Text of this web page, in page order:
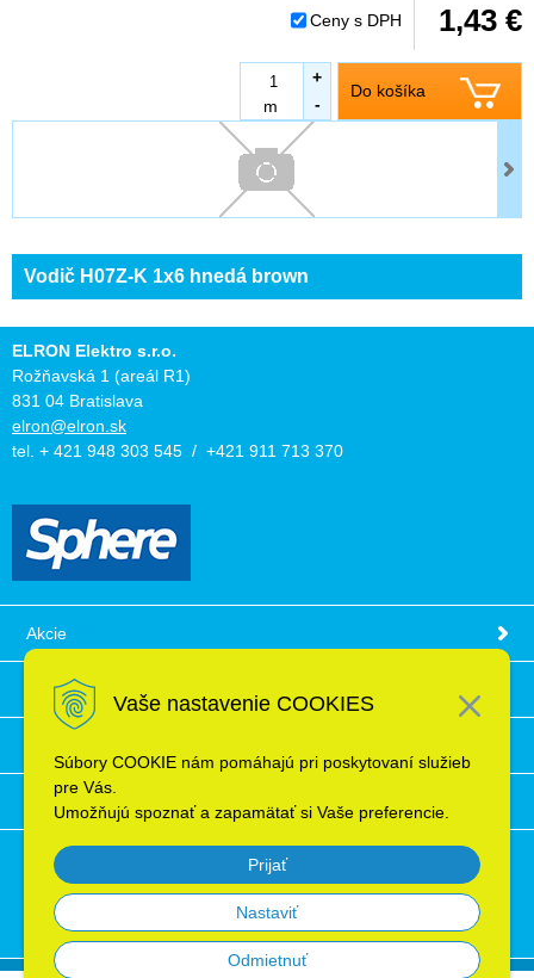
Vaše nastavenie COOKIES
Súbory COOKIE nám pomáhajú pri poskytovaní služieb
pre Vás.
Umožňujú spoznať a zapamätať si Vaše preferencie.
Prijať
Nastaviť
Odmietnuť
Ceny s DPH 1,43 €
Do košíka
-
m
+
Vodič H07Z-K 1x6 hnedá brown
ELRON Elektro s.r.o.
Rožňavská 1 (areál R1)
831 04 Bratislava
elron@elron.sk
tel. + 421 948 303 545 / +421 911 713 370
Akcie
Obchodné podmienky
Ochrana osobných údajov